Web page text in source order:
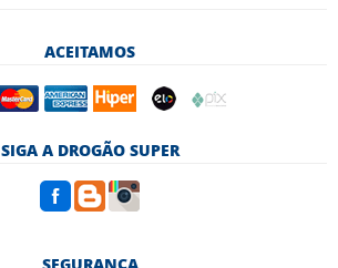
ACEITAMOS
SIGA A DROGÃO SUPER